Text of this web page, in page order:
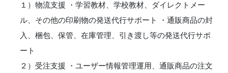
１）物流支援 ・学習教材、学校教材、ダイレクトメー
ル、その他の印刷物の発送代行サポート ・通販商品の封
入、梱包、保管、在庫管理、引き渡し等の発送代行サポ
ート
２）受注支援 ・ユーザー情報管理運用、通販商品の注文